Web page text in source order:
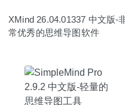
XMind 26.04.01337 中文版-
常优秀的思维导图软件